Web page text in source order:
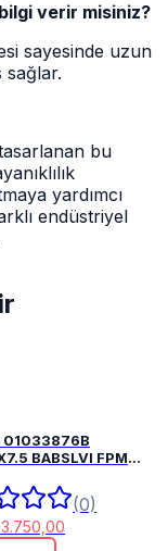
verir misiniz?
sayesinde uzun
sağlar.
bu
yardımcı
endüstriyel
01033876B
BABSLVI FPM
(0)
3.750,00